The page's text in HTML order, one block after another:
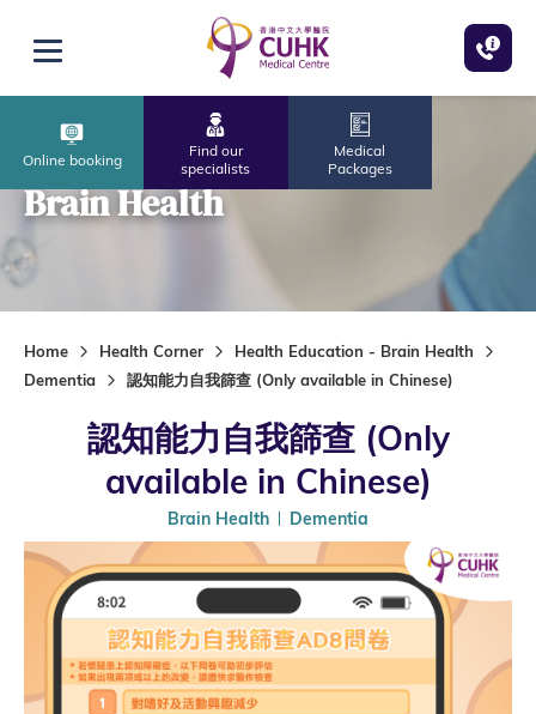
Open menu
Online booking
Find our
specialists
Medical
Packages
Brain Health
Home Health Corner
Health Education - Brain Health
Dementia
認知能力自我篩查 (Only available in Chinese)
認知能力自我篩查 (Only
available in Chinese)
Brain Health Dementia